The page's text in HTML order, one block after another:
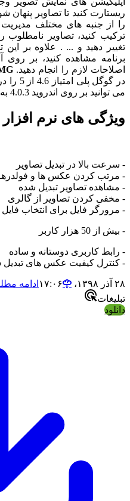
ریستارت کنید تا تصاویر پنهان
را از جنبه های مختلف مدیریت
ترکیب کنید، تصاویر نامطلوب
تغییر دهید و ... . علاوه بر این
برنامه مشاهده کنید، بر
اصلاحات لازم را انجام دهید.
در
می توانید بر روی اندروید 4.0.3 به بالا اجرا کنید.
ویژگی های نرم افزار X2IMG
- سرعت بالا در تبدیل تصاویر
- مرتب کردن عکس ها و
- مشاهده تصاویر تبدیل شده
- مخفی کردن تصاویر از گالری
- مرورگر فایل برای انتخاب فایل
- بیش از 50 هزار کاربر
- رابط کاربری دوستانه و ساده
- کنترل کیفیت عکس های تبدیل
۲۸ آذر ۱۳۹۸،‏ ۱۷:۰۶
ادامه
تبلیغات
دانلود